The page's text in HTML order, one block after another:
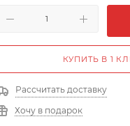
КУПИТЬ В 1
Рассчитать доставку
Хочу в подарок